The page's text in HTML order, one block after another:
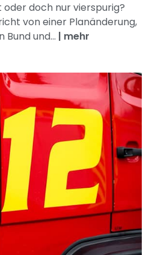
doch nur vierspurig?
von einer Planänderung,
und... | mehr